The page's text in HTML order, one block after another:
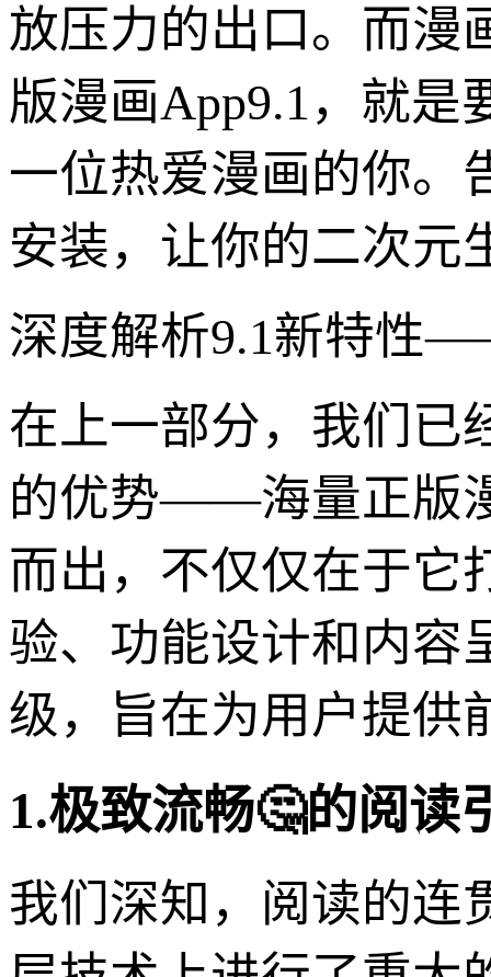
放压力的出口。而漫
版漫画App9.1，就是
一位热爱漫画的你。
安装，让你的二次元
深度解析9.1新特性
在上一部分，我们已
的优势——海量正版
而出，不仅仅在于它
验、功能设计和内容
级，旨在为用户提供
1.极致流畅🤔的阅读
我们深知，阅读的连